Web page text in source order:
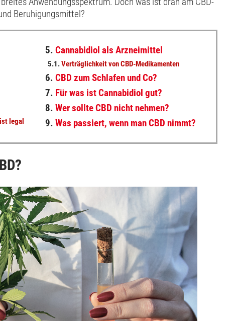
Beruhigungsmittel?
legal
5.Cannabidiol als Arzneimittel
5.1.Verträglichkeit von CBD-Medikamenten
6.CBD zum Schlafen und Co?
7. Für was ist Cannabidiol gut?
8.Wer sollte CBD nicht nehmen?
9.Was passiert, wenn man CBD nimmt?